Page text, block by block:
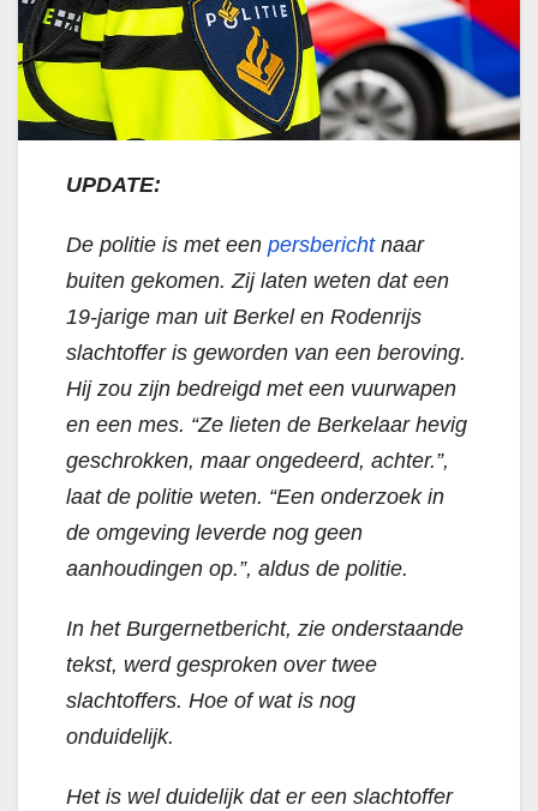
UPDATE:
De politie is met een persberichtnaar
buiten gekomen. Zij laten weten dat een
19-jarige man uit Berkel en Rodenrijs
slachtoffer is geworden van een beroving.
Hij zou zijn bedreigd met een vuurwapen
en een mes. “Ze lieten de Berkelaar hevig
geschrokken, maar ongedeerd, achter.”,
laat de politie weten. “Een onderzoek in
de omgeving leverde nog geen
aanhoudingen op.”, aldus de politie.
In het Burgernetbericht, zie onderstaande
tekst, werd gesproken over twee
slachtoffers. Hoe of wat is nog
onduidelijk.
Het is wel duidelijk dat er een slachtoffer